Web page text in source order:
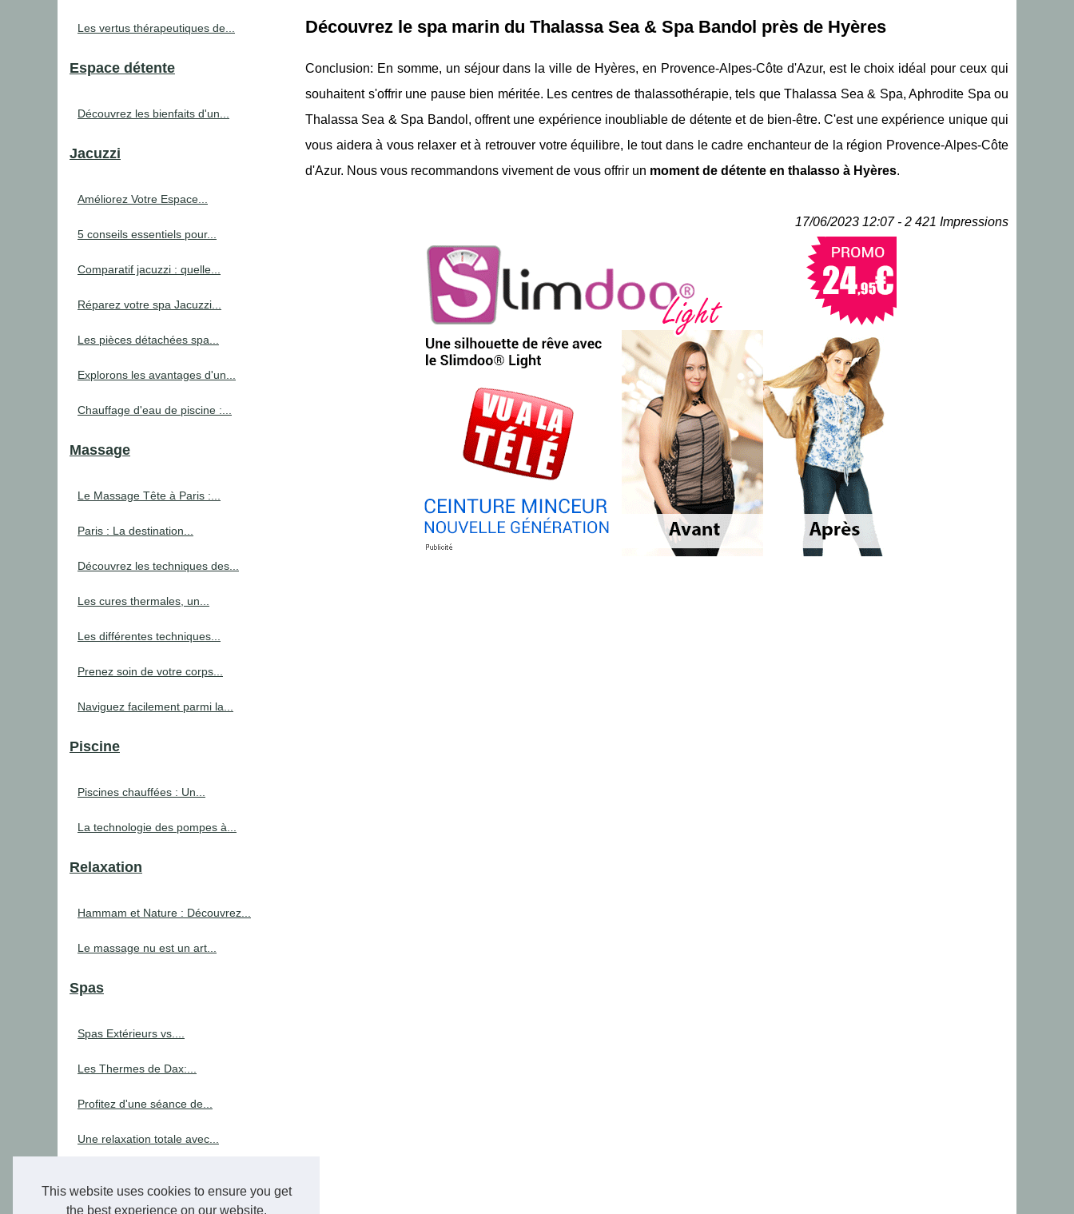
This website uses cookies to ensure you get
the best experience on our website.
Découvrez le spa marin du Thalassa Sea & Spa Bandol près de Hyères
Conclusion: En somme, un séjour dans la ville de Hyères, en Provence-Alpes-Côte d'Azur, est le choix idéal pour ceux qui
souhaitent s'offrir une pause bien méritée. Les centres de thalassothérapie, tels que Thalassa Sea & Spa, Aphrodite Spa ou
Thalassa Sea & Spa Bandol, offrent une expérience inoubliable de détente et de bien-être. C'est une expérience unique qui
vous aidera à vous relaxer et à retrouver votre équilibre, le tout dans le cadre enchanteur de la région Provence-Alpes-Côte
d'Azur. Nous vous recommandons vivement de vous offrir un moment de détente en thalasso à Hyères.
17/06/2023 12:07 - 2 421 Impressions
Les vertus thérapeutiques de...
Espace détente
Découvrez les bienfaits d'un...
Jacuzzi
Améliorez Votre Espace...
5 conseils essentiels pour...
Comparatif jacuzzi : quelle...
Réparez votre spa Jacuzzi...
Les pièces détachées spa...
Explorons les avantages d'un...
Chauffage d'eau de piscine :...
Massage
Le Massage Tête à Paris :...
Paris : La destination...
Découvrez les techniques des...
Les cures thermales, un...
Les différentes techniques...
Prenez soin de votre corps...
Naviguez facilement parmi la...
Piscine
Piscines chauffées : Un...
La technologie des pompes à...
Relaxation
Hammam et Nature : Découvrez...
Le massage nu est un art...
Spas
Spas Extérieurs vs....
Les Thermes de Dax:...
Profitez d'une séance de...
Une relaxation totale avec...
Trouvez facilement les...